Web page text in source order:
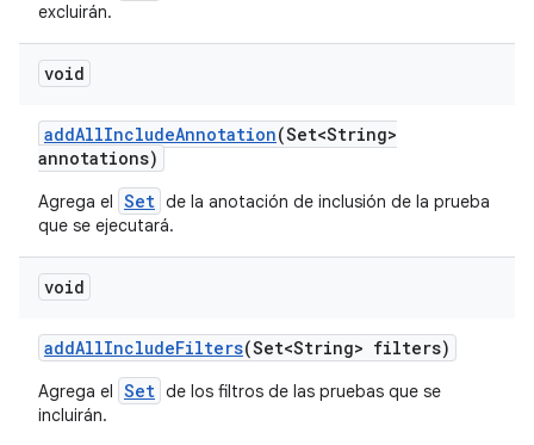
excluirán.
void
addAllIncludeAnnotation(Set<String>
annotations)
Agrega el Set de la anotación de inclusión de la prueba
que se ejecutará.
void
addAllIncludeFilters(Set<String> filters)
Agrega el Set de los filtros de las pruebas que se
incluirán.